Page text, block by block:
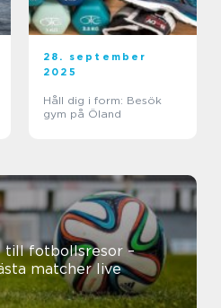
28. september
2025
Håll dig i form: Besök
gym på Öland
till fotbollsresor –
matcher live